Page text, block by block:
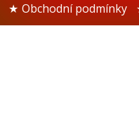
Obchodní podmínky